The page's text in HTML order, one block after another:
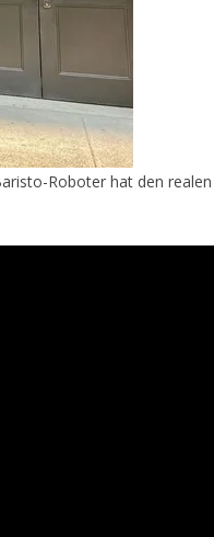
Roboter hat den realen